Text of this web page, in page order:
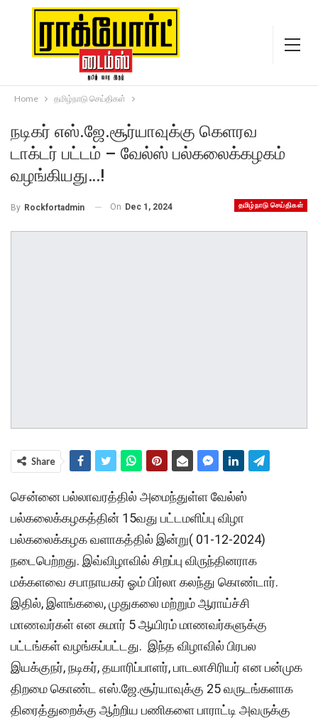
Home தமிழ்நாடு செய்திகள்
நடிகர் எஸ்.ஜே.சூர்யாவுக்கு கெளரவ
டாக்டர் பட்டம் – வேல்ஸ் பல்கலைக்கழகம்
வழங்கியது…!
தமிழ்நாடு செய்திகள்
By Rockfortadmin On Dec 1, 2024
Share
சென்னை பல்லாவரத்தில் அமைந்துள்ள வேல்ஸ்
பல்கலைக்கழகத்தின் 15வது பட்டமளிப்பு விழா
பல்கலைக்கழக வளாகத்தில் இன்று( 01-12-2024)
நடைபெற்றது. இவ்விழாவில் சிறப்பு விருந்தினராக
மக்களவை சபாநாயகர் ஓம் பிர்லா கலந்து கொண்டார்.
இதில், இளங்கலை, முதுகலை மற்றும் ஆராய்ச்சி
மாணவர்கள் என சுமார் 5 ஆயிரம் மாணவர்களுக்கு
பட்டங்கள் வழங்கப்பட்டது. இந்த விழாவில் பிரபல
இயக்குநர், நடிகர், தயாரிப்பாளர், பாடலாசிரியர் என பன்முக
திறமை கொண்ட எஸ்.ஜே.சூர்யாவுக்கு 25 வருடங்களாக
திரைத்துறைக்கு ஆற்றிய பணிகளை பாராட்டி அவருக்கு